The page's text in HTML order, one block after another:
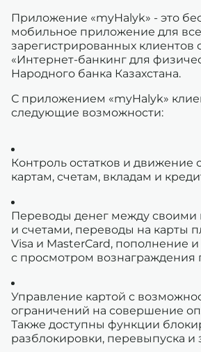
Приложение «myHalyk» - это
мобильное приложение для
зарегистрированных клиентов
«Интернет-банкинг для
Народного банка Казахстана.
С приложением «myHalyk»
следующие возможности:
Контроль остатков и движение
картам, счетам, вкладам и
Переводы денег между своими
и счетами, переводы на карты
Visa и MasterCard, пополнение и
с просмотром вознаграждения
Управление картой с
ограничений на совершение
Также доступны функции
разблокировки, перевыпуска и